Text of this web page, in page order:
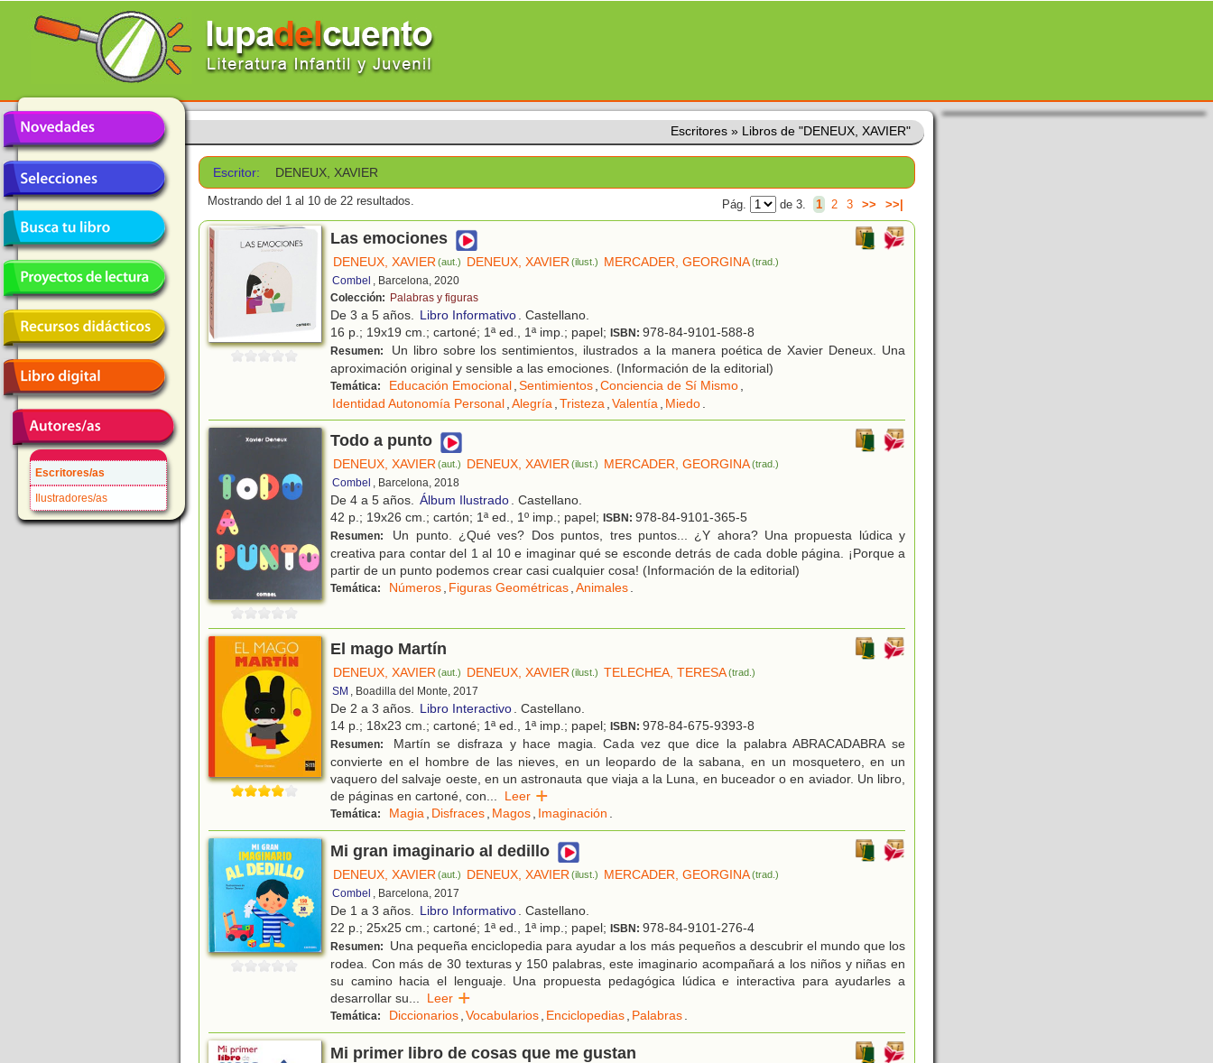
Escritores/as
Ilustradores/as
Escritores » Libros de "DENEUX, XAVIER"
Escritor: DENEUX, XAVIER
Mostrando del 1 al 10 de 22 resultados. Pág. de 3. 1 2 3 >> >>|
Las emociones
DENEUX, XAVIER(aut.) DENEUX, XAVIER(ilust.) MERCADER, GEORGINA(trad.)
Combel , Barcelona, 2020
Colección: Palabras y figuras
De 3 a 5 años. Libro Informativo. Castellano.
16 p.; 19x19 cm.; cartoné; 1ª ed., 1ª imp.; papel; ISBN: 978-84-9101-588-8
Resumen:
Un libro sobre los sentimientos, ilustrados a la manera poética de Xavier Deneux. Una
aproximación original y sensible a las emociones. (Información de la editorial)
Temática: Educación Emocional,Sentimientos,Conciencia de Sí Mismo,
Identidad Autonomía Personal,Alegría,Tristeza,Valentía, Miedo.
Todo a punto
DENEUX, XAVIER(aut.) DENEUX, XAVIER(ilust.) MERCADER, GEORGINA(trad.)
Combel , Barcelona, 2018
De 4 a 5 años. Álbum Ilustrado. Castellano.
42 p.; 19x26 cm.; cartón; 1ª ed., 1º imp.; papel; ISBN: 978-84-9101-365-5
Resumen:
Un punto. ¿Qué ves? Dos puntos, tres puntos... ¿Y ahora? Una propuesta lúdica y
creativa para contar del 1 al 10 e imaginar qué se esconde detrás de cada doble página. ¡Porque a
partir de un punto podemos crear casi cualquier cosa! (Información de la editorial)
Temática: Números, Figuras Geométricas,Animales.
El mago Martín
DENEUX, XAVIER (aut.) DENEUX, XAVIER (ilust.) TELECHEA, TERESA (trad.)
SM , Boadilla del Monte, 2017
De 2 a 3 años. Libro Interactivo
. Castellano.
14 p.; 18x23 cm.; cartoné; 1ª ed., 1ª imp.; papel; ISBN: 978-84-675-9393-8
Resumen:
Martín se disfraza y hace magia. Cada vez que dice la palabra ABRACADABRA se
convierte en el hombre de las nieves, en un leopardo de la sabana, en un mosquetero, en un
vaquero del salvaje oeste, en un astronauta que viaja a la Luna, en buceador o en aviador. Un libro,
de páginas en cartoné, con
Leer
Temática: Magia Disfraces Magos Imaginación
Mi gran imaginario al dedillo
DENEUX, XAVIER (aut.) DENEUX, XAVIER (ilust.) MERCADER, GEORGINA (trad.)
Combel , Barcelona, 2017
De 1 a 3 años. Libro Informativo
. Castellano.
22 p.; 25x25 cm.; cartoné; 1ª ed., 1ª imp.; papel; ISBN: 978-84-9101-276-4
Resumen:
Una pequeña enciclopedia para ayudar a los más pequeños a descubrir el mundo que los
rodea. Con más de 30 texturas y 150 palabras, este imaginario acompañará a los niños y niñas en
su camino hacia el lenguaje. Una propuesta pedagógica lúdica e interactiva para ayudarles a
desarrollar su
Leer
Temática: Diccionarios Vocabularios Enciclopedias Palabras
Mi primer libro de cosas que me gustan